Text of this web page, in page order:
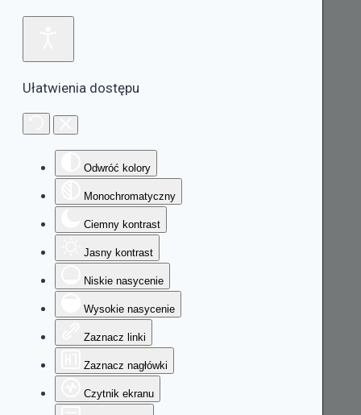
Ułatwienia dostępu
Odwróć kolory
Monochromatyczny
Ciemny kontrast
Jasny kontrast
Niskie nasycenie
Wysokie nasycenie
Zaznacz linki
Zaznacz nagłówki
Czytnik ekranu